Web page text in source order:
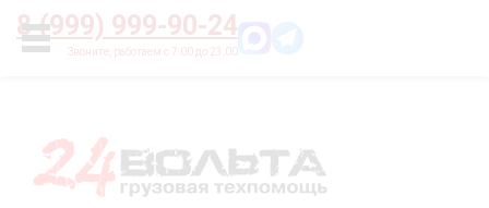
8 (999) 999-90-24
УСЛУГИ
Главная О нас Цены